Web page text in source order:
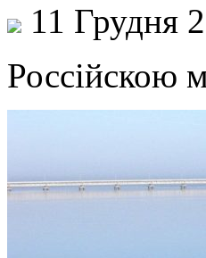
11 Грудня
Россійскою